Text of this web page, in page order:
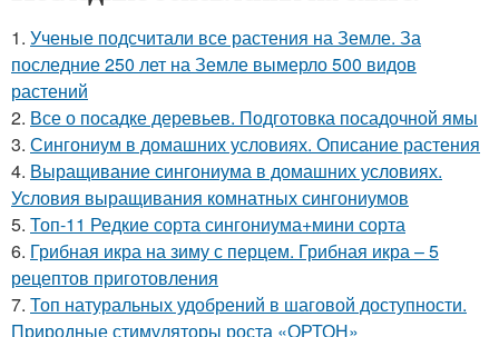
1. Ученые подсчитали все растения на Земле. За
последние 250 лет на Земле вымерло 500 видов
растений
2. Все о посадке деревьев. Подготовка посадочной ямы
3. Сингониум в домашних условиях. Описание растения
4. Выращивание сингониума в домашних условиях.
Условия выращивания комнатных сингониумов
5. Топ-11 Редкие сорта сингониума+мини сорта
6. Грибная икра на зиму с перцем. Грибная икра – 5
рецептов приготовления
7. Топ натуральных удобрений в шаговой доступности.
Природные стимуляторы роста «ОРТОН»